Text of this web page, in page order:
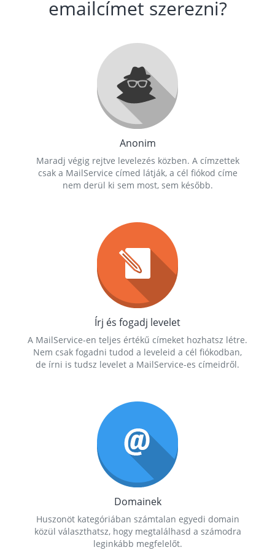
emailcímet szerezni?
Anonim
Maradj végig rejtve levelezés közben. A címzettek
csak a MailService címed látják, a cél fiókod címe
nem derül ki sem most, sem később.
Írj és fogadj levelet
A MailService-en teljes értékű címeket hozhatsz létre.
Nem csak fogadni tudod a leveleid a cél fiókodban,
de írni is tudsz levelet a MailService-es címeidről.
Domainek
Huszonöt kategóriában számtalan egyedi domain
közül választhatsz, hogy megtalálhasd a számodra
leginkább megfelelőt.